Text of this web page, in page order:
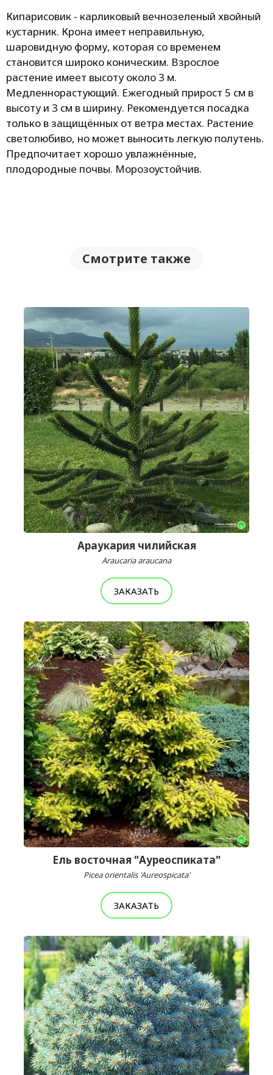
Кипарисовик - карликовый вечнозеленый хвойный
кустарник. Крона имеет неправильную,
шаровидную форму, которая со временем
становится широко коническим. Взрослое
растение имеет высоту около 3 м.
Медленнорастующий. Ежегодный прирост 5 см в
высоту и 3 см в ширину. Рекомендуется посадка
только в защищённых от ветра местах. Растение
светолюбиво, но может выносить легкую полутень.
Предпочитает хорошо увлажнённые,
плодородные почвы. Mорозоустойчив.
Смотрите также
Араукария чилийская
Araucaria araucana
ЗАКАЗАТЬ
Ель восточная "Ауреоспиката"
Picea orientalis 'Aureospicata'
ЗАКАЗАТЬ